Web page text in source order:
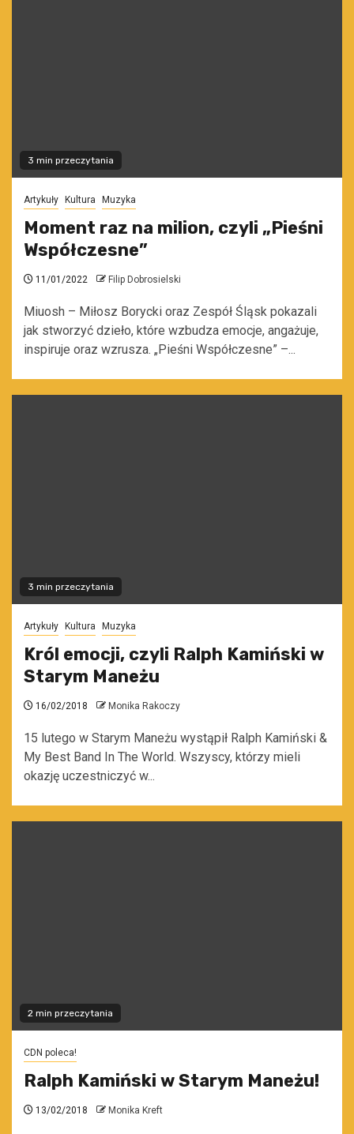
3 min przeczytania
Artykuły Kultura Muzyka
Moment raz na milion, czyli „Pieśni
Współczesne”
11/01/2022 Filip Dobrosielski
Miuosh – Miłosz Borycki oraz Zespół Śląsk pokazali
jak stworzyć dzieło, które wzbudza emocje, angażuje,
inspiruje oraz wzrusza. „Pieśni Współczesne” –...
3 min przeczytania
Artykuły Kultura Muzyka
Król emocji, czyli Ralph Kamiński w
Starym Maneżu
16/02/2018 Monika Rakoczy
15 lutego w Starym Maneżu wystąpił Ralph Kamiński &
My Best Band In The World. Wszyscy, którzy mieli
okazję uczestniczyć w...
2 min przeczytania
CDN poleca!
Ralph Kamiński w Starym Maneżu!
13/02/2018 Monika Kreft